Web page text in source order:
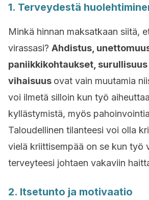
1. Terveydestä
Minkä hinnan maksatkaan siitä,
virassasi? Ahdistus,
paniikkikohtaukset,
vihaisuus ovat vain muutamia
voi ilmetä silloin kun työ
kyllästymistä, myös pahoinvointia
Taloudellinen tilanteesi voi olla
vielä kriittisempää on se kun työ
terveyteesi johtaen vakaviin
2. Itsetunto ja motivaatio